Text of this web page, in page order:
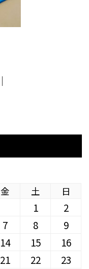
│
金 土 日
1
2
7 8
9
14 15
16
21 22
23